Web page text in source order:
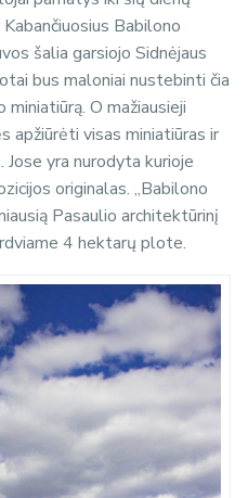
Babilono
šalia garsiojo Sidnėjaus
bus maloniai nustebinti čia
O mažiausieji
apžiūrėti visas miniatiūras ir
yra nurodyta kurioje
originalas. „Babilono
Pasaulio architektūrinį
4 hektarų plote.